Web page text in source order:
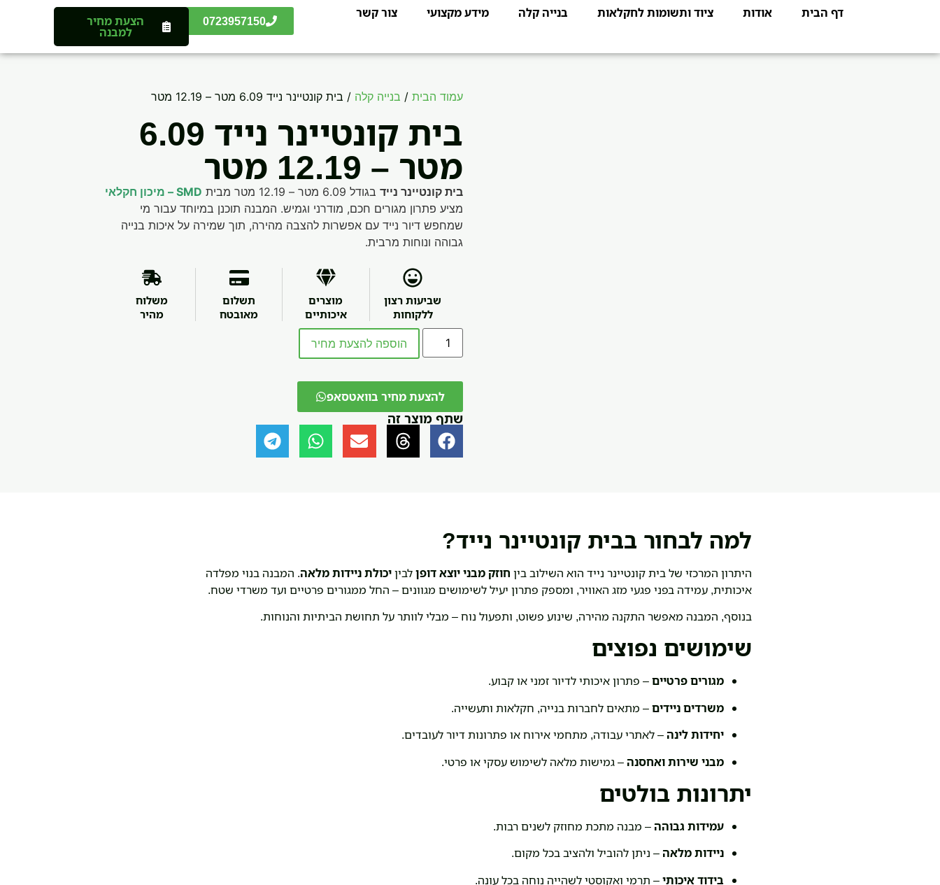
דף הבית אודות ציוד ותשומות לחקלאות בנייה קלה מידע מקצועי צור קשר
0723957150 הצעת מחיר
למבנה
עמוד הבית / בנייה קלה / בית קונטיינר נייד 6.09 מטר – 12.19 מטר
בית קונטיינר נייד 6.09
מטר – 12.19 מטר
בית קונטיינר נייד בגודל 6.09 מטר – 12.19 מטר מבית
SMD – מיכון חקלאי
מציע פתרון מגורים חכם, מודרני וגמיש. המבנה תוכנן במיוחד עבור מי
שמחפש דיור נייד עם אפשרות להצבה מהירה, תוך שמירה על איכות בנייה
גבוהה ונוחות מרבית.
שביעות רצון
ללקוחות
מוצרים
איכותיים
תשלום
מאובטח
משלוח
מהיר
הוספה להצעת מחיר
להצעת מחיר בוואטסאפ
שתף מוצר זה
למה לבחור בבית קונטיינר נייד?
היתרון המרכזי של בית קונטיינר נייד הוא השילוב בין חוזק מבני יוצא דופןלביןיכולת ניידות מלאה. המבנה בנוי מפלדה
איכותית, עמידה בפני פגעי מזג האוויר, ומספק פתרון יעיל לשימושים מגוונים – החל ממגורים פרטיים ועד משרדי שטח.
בנוסף, המבנה מאפשר התקנה מהירה, שינוע פשוט, ותפעול נוח – מבלי לוותר על תחושת הביתיות והנוחות.
שימושים נפוצים
מגורים פרטיים– פתרון איכותי לדיור זמני או קבוע.
משרדים ניידים– מתאים לחברות בנייה, חקלאות ותעשייה.
יחידות לינה– לאתרי עבודה, מתחמי אירוח או פתרונות דיור לעובדים.
מבני שירות ואחסנה– גמישות מלאה לשימוש עסקי או פרטי.
יתרונות בולטים
עמידות גבוהה– מבנה מתכת מחוזק לשנים רבות.
ניידות מלאה– ניתן להוביל ולהציב בכל מקום.
בידוד איכותי– תרמי ואקוסטי לשהייה נוחה בכל עונה.